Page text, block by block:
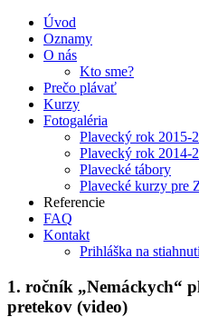
Úvod
Oznamy
O nás
Kto sme?
Prečo plávať
Kurzy
Fotogaléria
Plavecký rok 2015-
Plavecký rok 2014-
Plavecké tábory
Plavecké kurzy pre
Referencie
FAQ
Kontakt
Prihláška na
1. ročník „Nemáckych“
pretekov (video)